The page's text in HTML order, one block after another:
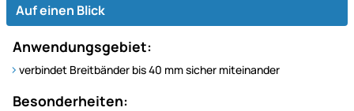
Auf einen Blick
Anwendungsgebiet:
verbindet Breitbänder bis 40 mm sicher miteinander
Besonderheiten: